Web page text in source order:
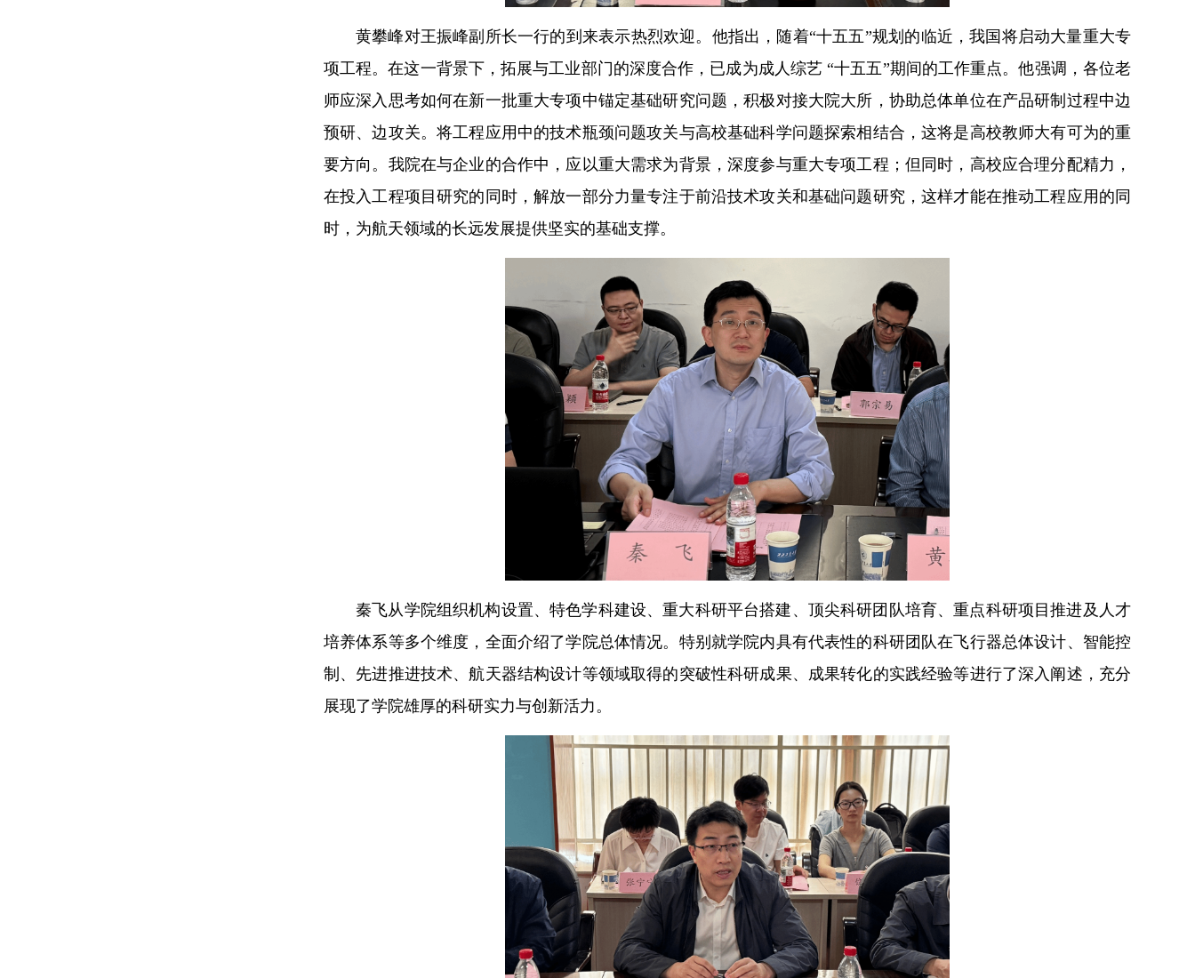
黄攀峰对王振峰副所长一行的到来表示热烈欢迎。他指出，随着“十五五”规划的临近，我国将启动大量重大专
项工程。在这一背景下，拓展与工业部门的深度合作，已成为成人综艺 “十五五”期间的工作重点。他强调，各位老
师应深入思考如何在新一批重大专项中锚定基础研究问题，积极对接大院大所，协助总体单位在产品研制过程中边
预研、边攻关。将工程应用中的技术瓶颈问题攻关与高校基础科学问题探索相结合，这将是高校教师大有可为的重
要方向。我院在与企业的合作中，应以重大需求为背景，深度参与重大专项工程；但同时，高校应合理分配精力，
在投入工程项目研究的同时，解放一部分力量专注于前沿技术攻关和基础问题研究，这样才能在推动工程应用的同
时，为航天领域的长远发展提供坚实的基础支撑。
秦飞从学院组织机构设置、特色学科建设、重大科研平台搭建、顶尖科研团队培育、重点科研项目推进及人才
培养体系等多个维度，全面介绍了学院总体情况。特别就学院内具有代表性的科研团队在飞行器总体设计、智能控
制、先进推进技术、航天器结构设计等领域取得的突破性科研成果、成果转化的实践经验等进行了深入阐述，充分
展现了学院雄厚的科研实力与创新活力。